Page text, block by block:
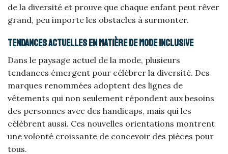
de la diversité et prouve que chaque enfant peut rêver
grand, peu importe les obstacles à surmonter.
Tendances actuelles en matière de mode inclusive
Dans le paysage actuel de la mode, plusieurs
tendances émergent pour célébrer la diversité. Des
marques renommées adoptent des lignes de
vêtements qui non seulement répondent aux besoins
des personnes avec des handicaps, mais qui les
célèbrent aussi. Ces nouvelles orientations montrent
une volonté croissante de concevoir des pièces pour
tous.